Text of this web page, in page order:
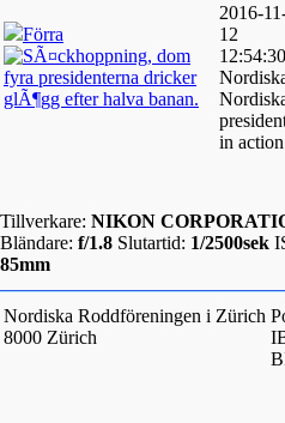
Förra
2016-
12
in action
Tillverkare: NIKON
Bländare: f/1.8 Slutartid: 1/2500sek
85mm
Nordiska Roddföreningen i Zürich
8000 Zürich